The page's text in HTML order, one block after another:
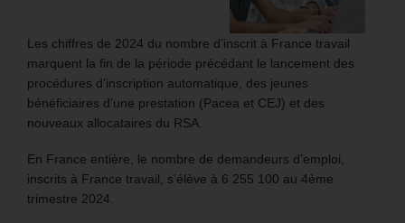
Les chiffres de 2024 du nombre d’inscrit à France travail
marquent la fin de la période précédant le lancement des
procédures d’inscription automatique, des jeunes
bénéficiaires d’une prestation (Pacea et CEJ) et des
nouveaux allocataires du RSA.
En France entière, le nombre de demandeurs d’emploi,
inscrits à France travail, s’élève à 6 255 100 au 4ème
trimestre 2024.